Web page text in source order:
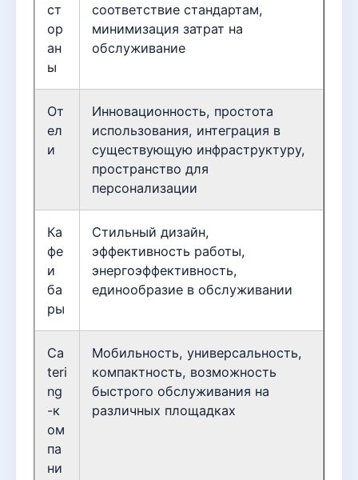
ст
ор
ан
ы
соответствие стандартам,
минимизация затрат на
обслуживание
От
ел
и
Инновационность, простота
использования, интеграция в
существующую инфраструктуру,
пространство для
персонализации
Ка
фе
и
ба
ры
Стильный дизайн,
эффективность работы,
энергоэффективность,
единообразие в обслуживании
Ca
teri
ng
-к
ом
па
ни
Мобильность, универсальность,
компактность, возможность
быстрого обслуживания на
различных площадках